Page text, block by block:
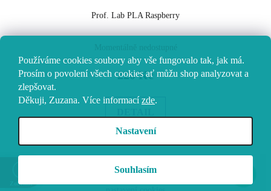
Používáme cookies soubory aby vše fungovalo tak, jak má.
Prosím o povolení všech cookies ať můžu shop analyzovat a
zlepšovat.
Děkuji, Zuzana. Více informací zde.
Nastavení
Souhlasím
Prof. Lab PLA Raspberry
220 Kč
Z
Vytvořil Shoptet
Zobrazit